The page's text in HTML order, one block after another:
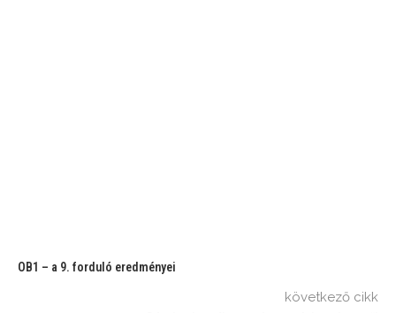
OB1 – a 9. forduló eredményei
következő cikk